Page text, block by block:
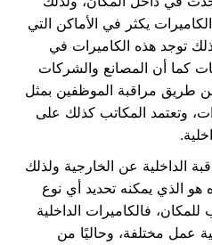
يكثر في الأماكن التي
توجد هذه الكاميرات في
كما أن المصانع والشركات
طريق مراقبة الموظفين بمثل
وتعتمد المكاتب كذلك على
الداخلية عن الخارجية ولذلك
الذي يمكنه تحديد أي نوع
فالكاميرات الداخلية
عمل مختلفة، وحاليًا من